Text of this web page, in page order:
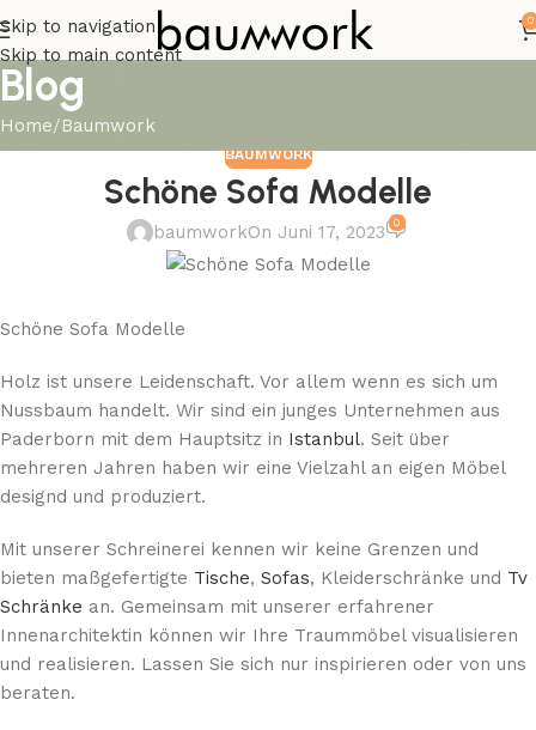
Skip to navigation
Skip to main content
0
Blog
Home Baumwork
BAUMWORK
Schöne Sofa Modelle
baumworkOn Juni 17, 2023 0
Schöne Sofa Modelle
Holz ist unsere Leidenschaft. Vor allem wenn es sich um
Nussbaum handelt. Wir sind ein junges Unternehmen aus
Paderborn mit dem Hauptsitz in Istanbul. Seit über
mehreren Jahren haben wir eine Vielzahl an eigen Möbel
designd und produziert.
Mit unserer Schreinerei kennen wir keine Grenzen und
bieten maßgefertigte Tische, Sofas, Kleiderschränke und Tv
Schränke an. Gemeinsam mit unserer erfahrener
Innenarchitektin können wir Ihre Traummöbel visualisieren
und realisieren. Lassen Sie sich nur inspirieren oder von uns
beraten.